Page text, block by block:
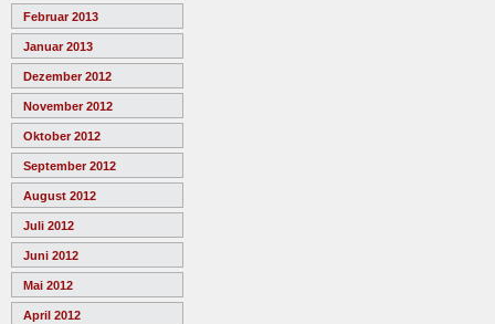
Februar 2013
Januar 2013
Dezember 2012
November 2012
Oktober 2012
September 2012
August 2012
Juli 2012
Juni 2012
Mai 2012
April 2012